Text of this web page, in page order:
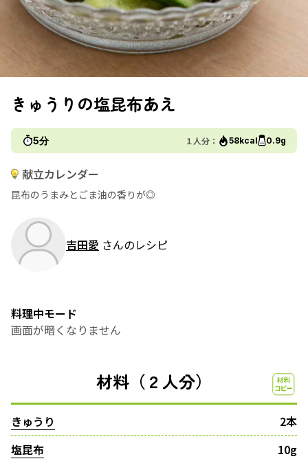
きゅうりの塩昆布あえ
5分 １人分： 58kcal 0.9g
献立カレンダー
昆布のうまみとごま油の香りが◎
吉田愛 さんのレシピ
料理中モード
画面が暗くなりません
材料（２人分）
きゅうり
2本
塩昆布
10g